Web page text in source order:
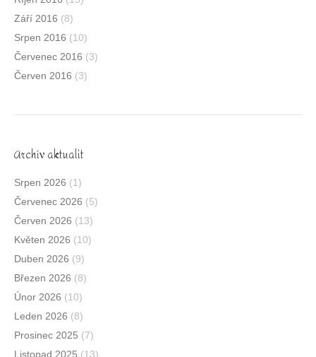
Září 2016 (8)
Srpen 2016 (10)
Červenec 2016 (3)
Červen 2016 (3)
Archív aktualit
Srpen 2026 (1)
Červenec 2026 (5)
Červen 2026 (13)
Květen 2026 (10)
Duben 2026 (9)
Březen 2026 (8)
Únor 2026 (10)
Leden 2026 (8)
Prosinec 2025 (7)
Listopad 2025 (13)